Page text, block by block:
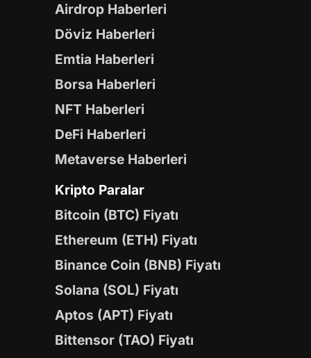
Airdrop Haberleri
Döviz Haberleri
Emtia Haberleri
Borsa Haberleri
NFT Haberleri
DeFi Haberleri
Metaverse Haberleri
Kripto Paralar
Bitcoin (BTC) Fiyatı
Ethereum (ETH) Fiyatı
Binance Coin (BNB) Fiyatı
Solana (SOL) Fiyatı
Aptos (APT) Fiyatı
Bittensor (TAO) Fiyatı